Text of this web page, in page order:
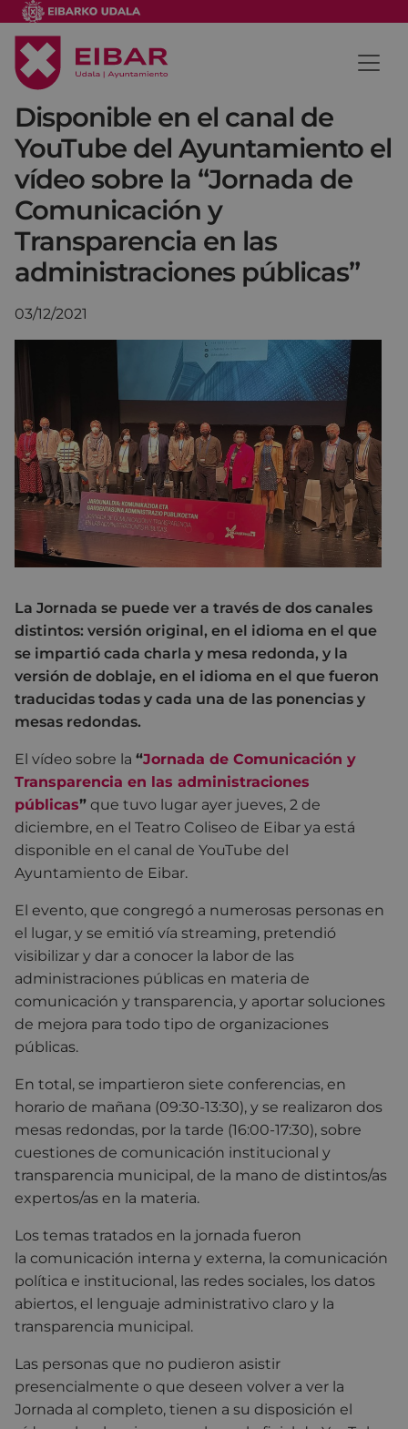
Disponible en el canal de
YouTube del Ayuntamiento el
vídeo sobre la “Jornada de
Comunicación y
Transparencia en las
administraciones públicas”
03/12/2021
La Jornada se puede ver a través de dos canales
distintos: versión original, en el idioma en el que
se impartió cada charla y mesa redonda, y la
versión de doblaje, en el idioma en el que fueron
traducidas todas y cada una de las ponencias y
mesas redondas.
El vídeo sobre la “Jornada de Comunicación y
Transparencia en las administraciones
públicas” que tuvo lugar ayer jueves, 2 de
diciembre, en el Teatro Coliseo de Eibar ya está
disponible en el canal de YouTube del
Ayuntamiento de Eibar.
El evento, que congregó a numerosas personas en
el lugar, y se emitió vía streaming, pretendió
visibilizar y dar a conocer la labor de las
administraciones públicas en materia de
comunicación y transparencia, y aportar soluciones
de mejora para todo tipo de organizaciones
públicas.
En total, se impartieron siete conferencias, en
horario de mañana (09:30-13:30), y se realizaron dos
mesas redondas, por la tarde (16:00-17:30), sobre
cuestiones de comunicación institucional y
transparencia municipal, de la mano de distintos/as
expertos/as en la materia.
Los temas tratados en la jornada fueron
la comunicación interna y externa, la comunicación
política e institucional, las redes sociales, los datos
abiertos, el lenguaje administrativo claro y la
transparencia municipal.
Las personas que no pudieron asistir
presencialmente o que deseen volver a ver la
Jornada al completo, tienen a su disposición el